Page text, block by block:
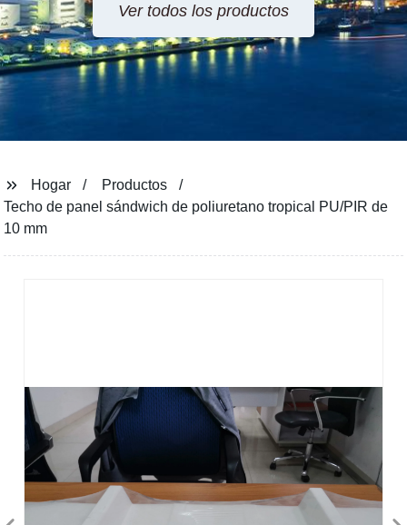
Hogar
Productos
Techo de panel sándwich de poliuretano tropical PU/PIR de
10 mm